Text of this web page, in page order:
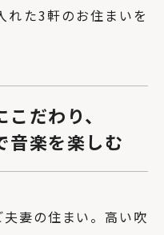
れた3軒のお住まいを
だわり、
音楽を楽しむ
妻の住まい。高い吹